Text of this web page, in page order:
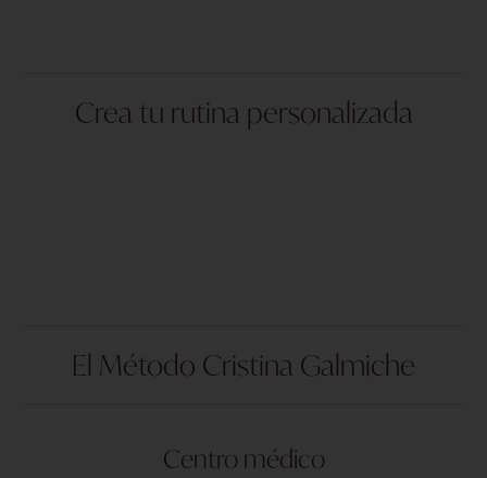
Crea tu rutina personalizada
El Método Cristina Galmiche
Centro médico